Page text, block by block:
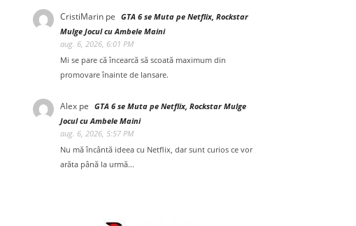
CristiMarin pe GTA 6 se Muta pe Netflix, Rockstar
Mulge Jocul cu Ambele Maini
aug. 6, 2026, 6:01 PM
Mi se pare că încearcă să scoată maximum din
promovare înainte de lansare.
Alex pe GTA 6 se Muta pe Netflix, Rockstar Mulge
Jocul cu Ambele Maini
aug. 6, 2026, 5:57 PM
Nu mă încântă ideea cu Netflix, dar sunt curios ce vor
arăta până la urmă...